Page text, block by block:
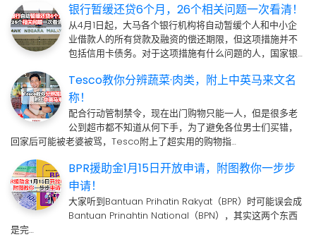
银行暂缓还贷6个月，26个相关问题一次看清！
从4月1日起，大马各个银行机构将自动暂缓个人和中小企
业借款人的所有贷款及融资的偿还期限，但这项措施并不
包括信用卡债务。对于这项措施有什么问题的人，国家银…
Tesco教你分辨蔬菜·肉类，附上中英马来文名
称！
配合行动管制禁令，现在出门购物只能一人，但是很多老
公到超市都不知道从何下手，为了避免各位男士们买错，
回家后可能被老婆被骂，Tesco附上了超实用的购物指…
BPR援助金1月15日开放申请，附图教你一步步
申请！
大家听到Bantuan Prihatin Rakyat（BPR）时可能误会成
Bantuan Prinahtin National（BPN），其实这两个东西
是完…